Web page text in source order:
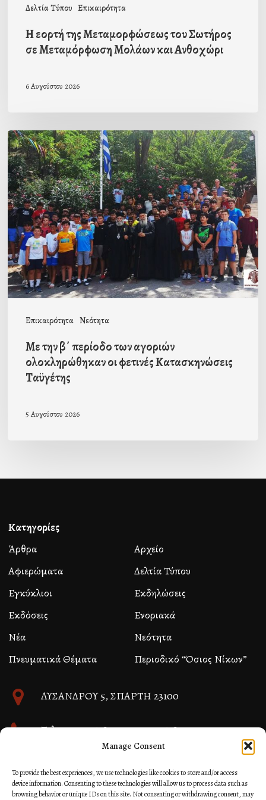
Manage Consent
To provide the best experiences, we use technologies like cookies to store and/or access
device information. Consenting to these technologies will allow us to process data such as
browsing behavior or unique IDs on this site. Not consenting or withdrawing consent, may
Δελτία Τύπου Επικαιρότητα
Η εορτή της Μεταμορφώσεως του Σωτήρος
σε Μεταμόρφωση Μολάων και Ανθοχώρι
6 Αυγούστου 2026
Επικαιρότητα Νεότητα
Με
την
β΄
περίοδο
των
αγοριών
ολοκληρώθηκαν
οι
φετινές
Με την β΄ περίοδο των αγοριών
ολοκληρώθηκαν οι φετινές Κατασκηνώσεις
Ταϋγέτης
5 Αυγούστου 2026
Κατηγορίες
Άρθρα
Αρχείο
Αφιερώματα
Δελτία Τύπου
Εγκύκλιοι
Εκδηλώσεις
Εκδόσεις
Ενοριακά
Νέα
Νεότητα
Πνευματικά Θέματα
Περιοδικό “Όσιος Νίκων”
ΛΥΣΑΝΔΡΟΥ 5, ΣΠΑΡΤΗ 23100
Τηλ. 27310 26580 και 27310 26581